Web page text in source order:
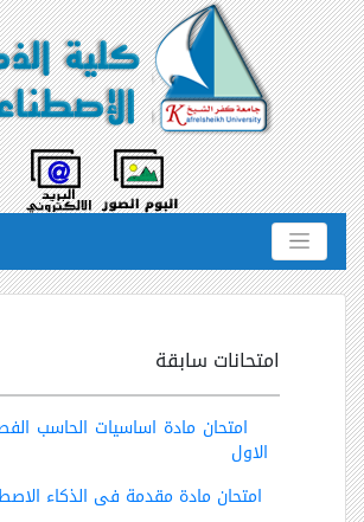
امتحانات سابقة
امتحان مادة اساسيات الحاسب
الاول
امتحان مادة مقدمة فى الذكاء